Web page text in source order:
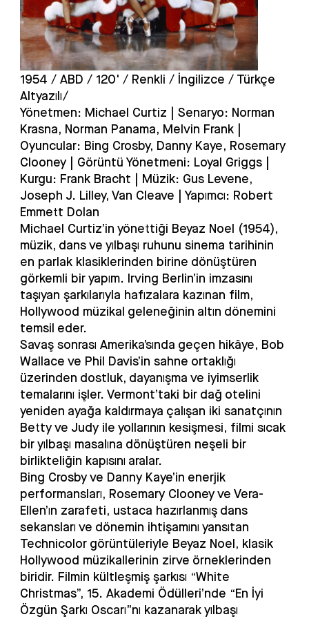
Elektronik altyazı sisteminde teknik bir arıza çıkması
durumunda, önce arızanın giderilmesine çalışılacak,
bunun mümkün olmadığı durumlarda film gösterimine
altyazısız devam edilecektir.
Film gösterimlerinin başlamasından sonra salona
izleyici alınmamaktadır. İzleyicilerimizin seanslara
vaktinde gelmeye özen göstermelerini rica ederiz.
7163 sayılı kanunun 7. maddesi uyarınca
değerlendirme ve sınıflandırması yapılmamış sinema
filmleri; festival, özel gösterim ve benzeri kültürel ve
sanatsal etkinliklerde ancak 18+ yaş işareti ile
gösterilir.
Gösterim sırasında kamera, fotoğraf makinesi, cep
telefonu vb. herhangi bir kayıt cihazı ile kayıt yapmak
yasaktır.
Beykoz Kundura tarafından etkinlik boyunca ses ve
görüntü kaydı yapılacak olup kayıt altına alınan
görüntüler yalnızca tanıtım amacıyla Beykoz
Kundura’nın internet sitesinde ve sosyal medya
hesaplarında yayınlanacaktır. Beykoz Kundura, etkinlik
kayıtlarını yalnızca tanıtım amacı ile sınırlı olacak
şekilde kullanacak olup bu kayıtları etkinlik
sanatçısına aktarabilecektir.
ULAŞIM
Kendi aracınızla mekâna gelebilirsiniz. Otopark
ücretsizdir.
1954 / ABD / 120' / Renkli / İngilizce / Türkçe
Altyazılı/
Yönetmen: Michael Curtiz | Senaryo: Norman
Krasna, Norman Panama, Melvin Frank |
Oyuncular: Bing Crosby, Danny Kaye, Rosemary
Clooney | Görüntü Yönetmeni: Loyal Griggs |
Kurgu: Frank Bracht | Müzik: Gus Levene,
Joseph J. Lilley, Van Cleave | Yapımcı: Robert
Emmett Dolan
Michael Curtiz’in yönettiği Beyaz Noel (1954),
müzik, dans ve yılbaşı ruhunu sinema tarihinin
en parlak klasiklerinden birine dönüştüren
görkemli bir yapım. Irving Berlin’in imzasını
taşıyan şarkılarıyla hafızalara kazınan film,
Hollywood müzikal geleneğinin altın dönemini
temsil eder.
Savaş sonrası Amerika’sında geçen hikâye, Bob
Wallace ve Phil Davis’in sahne ortaklığı
üzerinden dostluk, dayanışma ve iyimserlik
temalarını işler. Vermont’taki bir dağ otelini
yeniden ayağa kaldırmaya çalışan iki sanatçının
Betty ve Judy ile yollarının kesişmesi, filmi sıcak
bir yılbaşı masalına dönüştüren neşeli bir
birlikteliğin kapısını aralar.
Bing Crosby ve Danny Kaye’in enerjik
performansları, Rosemary Clooney ve Vera-
Ellen’ın zarafeti, ustaca hazırlanmış dans
sekansları ve dönemin ihtişamını yansıtan
Technicolor görüntüleriyle Beyaz Noel, klasik
Hollywood müzikallerinin zirve örneklerinden
biridir. Filmin kültleşmiş şarkısı “White
Christmas”, 15. Akademi Ödülleri’nde “En İyi
Özgün Şarkı Oscarı”nı kazanarak yılbaşı